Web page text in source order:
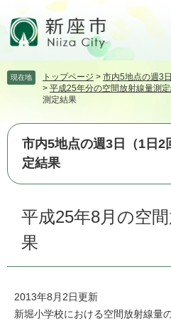
頭飛
て
へ
現在地 トップページ > 市内5地点の週3
> 平成25年分の空間放射線量測
測定結果
市内5地点の週3日（1日2
定結果
平成25年8月の空
果
2013年8月2日更新
新堀小学校における空間放射線量